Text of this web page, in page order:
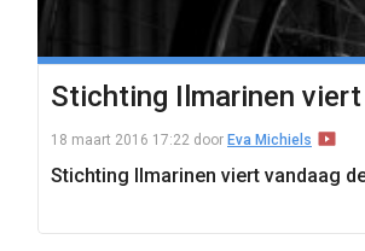
Stichting Ilmarinen viert
18 maart 2016 17:22 door Eva Michiels
Stichting Ilmarinen viert vandaag